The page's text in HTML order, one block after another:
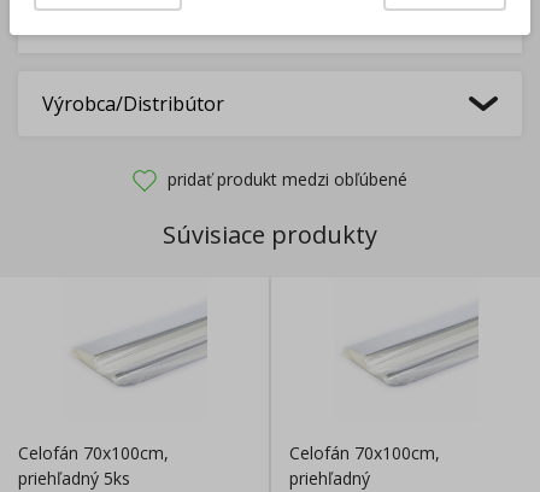
Nakúpte za ďalších darček zadarmo.
Výrobca/Distribútor
pridať produkt medzi obľúbené
Súvisiace produkty
Celofán 70x100cm,
priehľadný 5ks
Celofán 70x100cm,
priehľadný